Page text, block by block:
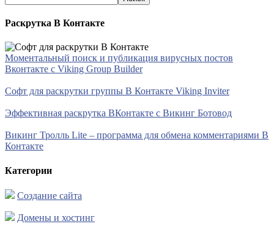
Раскрутка В Контакте
Моментальный поиск и публикация вирусных постов
Вконтакте с Viking Group Builder
Софт для раскрутки группы В Контакте Viking Inviter
Эффективная раскрутка ВКонтакте с Викинг Ботовод
Викинг Тролль Lite – программа для обмена комментариями В
Контакте
Категории
Создание сайта
Домены и хостинг